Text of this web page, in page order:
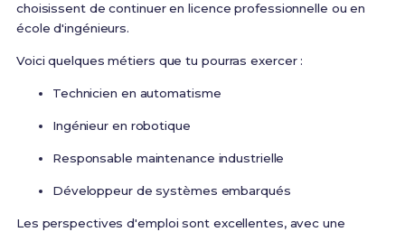
choisissent de continuer en licence professionnelle ou en
école d'ingénieurs.
Voici quelques métiers que tu pourras exercer :
Technicien en automatisme
Ingénieur en robotique
Responsable maintenance industrielle
Développeur de systèmes embarqués
Les perspectives d'emploi sont excellentes, avec une